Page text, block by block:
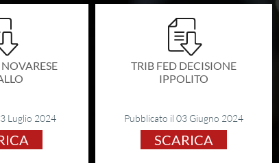
Luglio 2024
TRIB FED DECISIONE
IPPOLITO
Pubblicato il 03 Giugno 2024
SCARICA